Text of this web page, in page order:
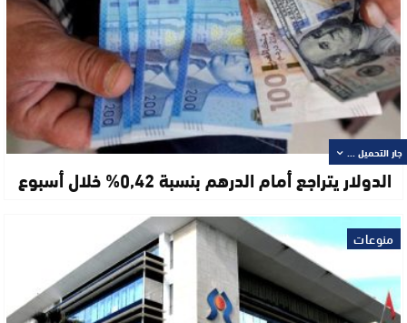
الدولار يتراجع أمام الدرهم بنسبة 0,42% خلال أسبوع
منوعات
جار التحميل ...